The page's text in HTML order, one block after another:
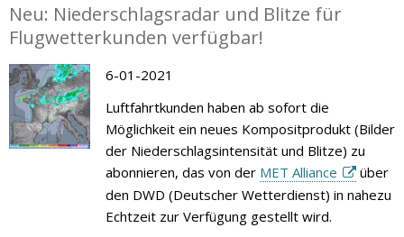
Neu: Niederschlagsradar und Blitze für
Flugwetterkunden verfügbar!
6-01-2021
Luftfahrtkunden haben ab sofort die
Möglichkeit ein neues Kompositprodukt (Bilder
der Niederschlagsintensität und Blitze) zu
abonnieren, das von der MET Alliance
über
den DWD (Deutscher Wetterdienst) in nahezu
Echtzeit zur Verfügung gestellt wird.